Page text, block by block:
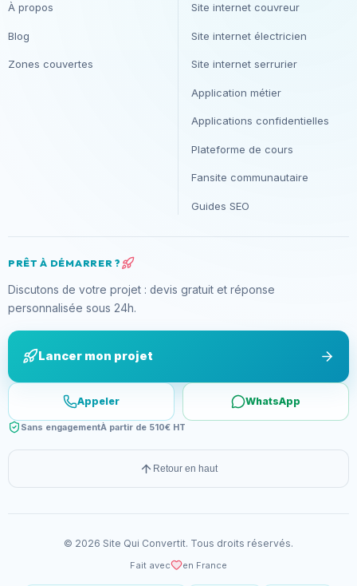
À propos
Blog
Zones couvertes
Site internet couvreur
Site internet électricien
Site internet serrurier
Application métier
Applications confidentielles
Plateforme de cours
Fansite communautaire
Guides SEO
PRÊT À DÉMARRER ?
Discutons de votre projet : devis gratuit et réponse
personnalisée sous 24h.
Lancer mon projet
Appeler WhatsApp
Sans engagementÀ partir de 510€ HT
Retour en haut
© 2026 Site Qui Convertit. Tous droits réservés.
Fait avec en France